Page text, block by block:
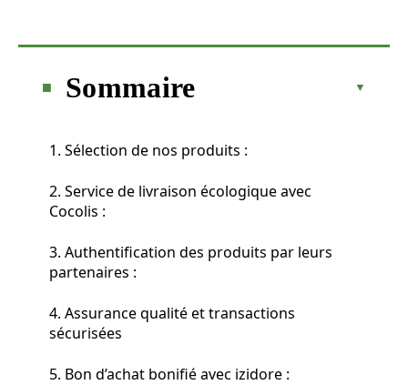
Sommaire
1. Sélection de nos produits :
2. Service de livraison écologique avec
Cocolis :
3. Authentification des produits par leurs
partenaires :
4. Assurance qualité et transactions
sécurisées
5. Bon d’achat bonifié avec izidore :